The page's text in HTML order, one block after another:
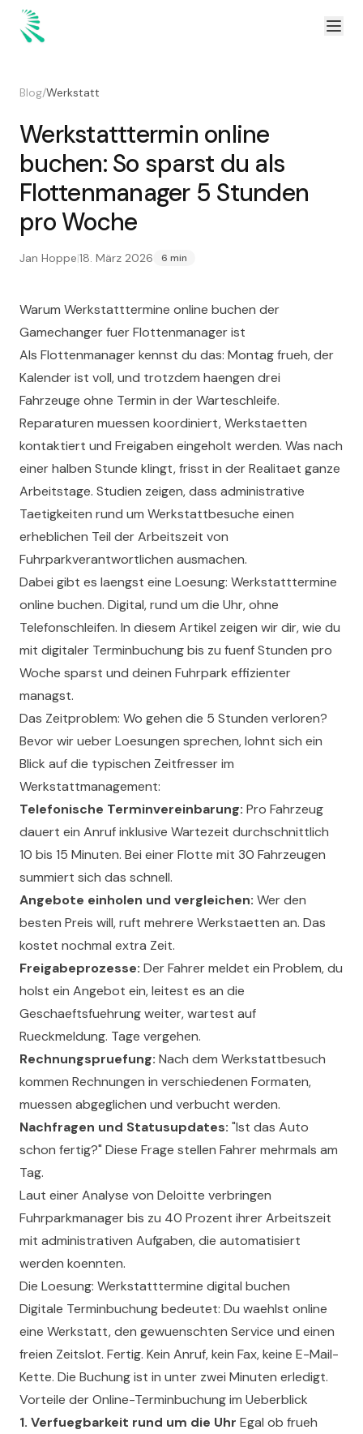
Zum Inhalt springen
Zum Hauptinhalt springen
Blog/Werkstatt
Werkstatttermin online
buchen: So sparst du als
Flottenmanager 5 Stunden
pro Woche
Jan Hoppe|18. März 2026 6 min
Warum Werkstatttermine online buchen der
Gamechanger fuer Flottenmanager ist
Als Flottenmanager kennst du das: Montag frueh, der
Kalender ist voll, und trotzdem haengen drei
Fahrzeuge ohne Termin in der Warteschleife.
Reparaturen muessen koordiniert, Werkstaetten
kontaktiert und Freigaben eingeholt werden. Was nach
einer halben Stunde klingt, frisst in der Realitaet ganze
Arbeitstage. Studien zeigen, dass administrative
Taetigkeiten rund um Werkstattbesuche einen
erheblichen Teil der Arbeitszeit von
Fuhrparkverantwortlichen ausmachen.
Dabei gibt es laengst eine Loesung: Werkstatttermine
online buchen. Digital, rund um die Uhr, ohne
Telefonschleifen. In diesem Artikel zeigen wir dir, wie du
mit digitaler Terminbuchung bis zu fuenf Stunden pro
Woche sparst und deinen Fuhrpark effizienter
managst.
Das Zeitproblem: Wo gehen die 5 Stunden verloren?
Bevor wir ueber Loesungen sprechen, lohnt sich ein
Blick auf die typischen Zeitfresser im
Werkstattmanagement:
Telefonische Terminvereinbarung: Pro Fahrzeug
dauert ein Anruf inklusive Wartezeit durchschnittlich
10 bis 15 Minuten. Bei einer Flotte mit 30 Fahrzeugen
summiert sich das schnell.
Angebote einholen und vergleichen: Wer den
besten Preis will, ruft mehrere Werkstaetten an. Das
kostet nochmal extra Zeit.
Freigabeprozesse: Der Fahrer meldet ein Problem, du
holst ein Angebot ein, leitest es an die
Geschaeftsfuehrung weiter, wartest auf
Rueckmeldung. Tage vergehen.
Rechnungspruefung: Nach dem Werkstattbesuch
kommen Rechnungen in verschiedenen Formaten,
muessen abgeglichen und verbucht werden.
Nachfragen und Statusupdates: "Ist das Auto
schon fertig?" Diese Frage stellen Fahrer mehrmals am
Tag.
Laut einer Analyse von Deloitte verbringen
Fuhrparkmanager bis zu 40 Prozent ihrer Arbeitszeit
mit administrativen Aufgaben, die automatisiert
werden koennten.
Die Loesung: Werkstatttermine digital buchen
Digitale Terminbuchung bedeutet: Du waehlst online
eine Werkstatt, den gewuenschten Service und einen
freien Zeitslot. Fertig. Kein Anruf, kein Fax, keine E-Mail-
Kette. Die Buchung ist in unter zwei Minuten erledigt.
Vorteile der Online-Terminbuchung im Ueberblick
1. Verfuegbarkeit rund um die Uhr Egal ob frueh